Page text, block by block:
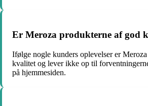
Er Meroza produkterne af god
Ifølge nogle kunders oplevelser er
kvalitet og lever ikke op til
på hjemmesiden.